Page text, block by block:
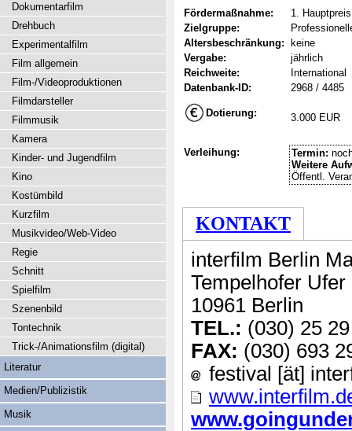
Fördermaßnahme:
1. Hauptpreis
Zielgruppe:
Altersbeschränkung:
keine
Vergabe:
jährlich
Reichweite:
International
Datenbank-ID:
2968 / 4485
Dotierung: 3.000 EUR
Verleihung: Termin:
Weitere
Öffentl.
KONTAKT
interfilm Berlin
Tempelhofer Ufer
10961 Berlin
TEL.: (030) 25
FAX: (030) 693
festival [ät]
Dokumentarfilm
Drehbuch
Experimentalfilm
Film allgemein
Film-/Videoproduktionen
Filmdarsteller
Filmmusik
Kamera
Kinder- und Jugendfilm
Kino
Kostümbild
Kurzfilm
Musikvideo/Web-Video
Regie
Schnitt
Spielfilm
Szenenbild
Tontechnik
Trick-/Animationsfilm (digital)
Literatur
Medien/Publizistik
Musik